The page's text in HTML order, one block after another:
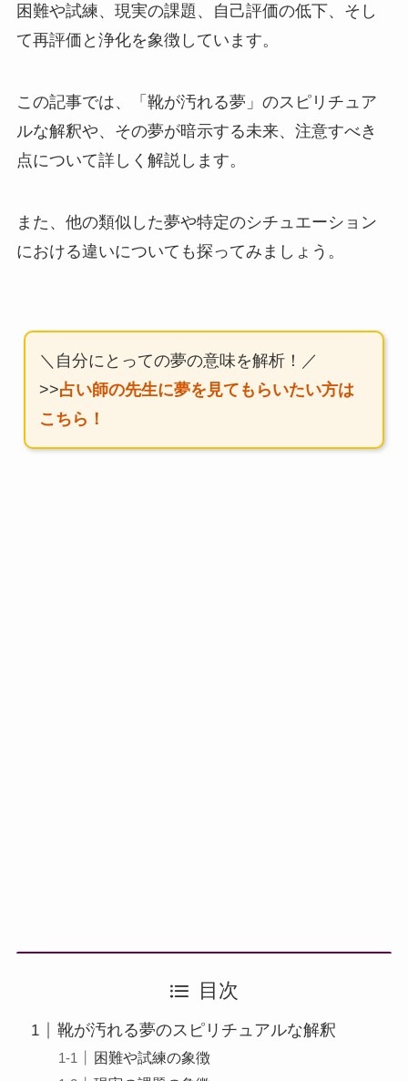
困難や試練、現実の課題、自己評価の低下、そし
て再評価と浄化を象徴しています。
この記事では、「靴が汚れる夢」のスピリチュア
ルな解釈や、その夢が暗示する未来、注意すべき
点について詳しく解説します。
また、他の類似した夢や特定のシチュエーション
における違いについても探ってみましょう。
＼自分にとっての夢の意味を解析！／
>>占い師の先生に夢を見てもらいたい方は
こちら！
目次
靴が汚れる夢のスピリチュアルな解釈
困難や試練の象徴